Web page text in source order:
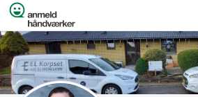
Spring til indhold